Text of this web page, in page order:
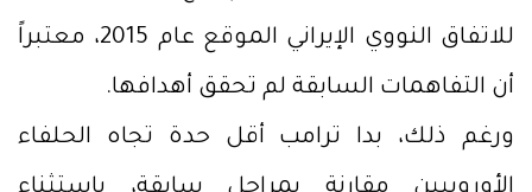
للاتفاق النووي الإيراني الموقع عام 2015، معتبراً
أن التفاهمات السابقة لم تحقق أهدافها.
ورغم ذلك، بدا ترامب أقل حدة تجاه الحلفاء